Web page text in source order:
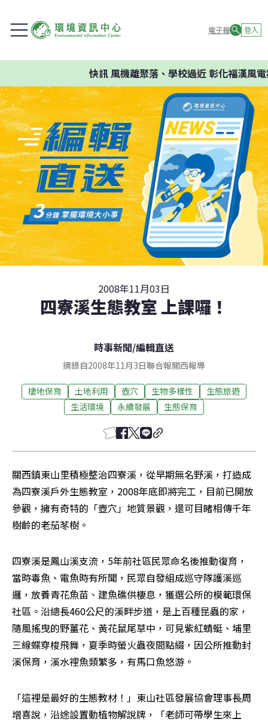
電子報 登入
快訊風機離聚落、學校過近 彰化福漢風電
2008年11月03日
四寮溪生態教室 上課囉！
時事新聞/編輯直送
摘錄自2008年11月3日聯合報關西報導
棲地保育 土地利用 壺穴 生物多樣性
生態旅遊
生活環境
永續發展 生態保育
關西鎮東山里積極整治四寮溪，從早期無名野溪，打造成
為四寮溪戶外生態教室，2008年底即將完工，目前已開放
參觀，擁有奇特的「壺穴」地質景觀，還可目睹相傳千年
樹齡的老茄苳樹。
四寮溪是鳳山溪支流，5年前社區民眾命名後推動復育，
當時毒魚、電魚時有所聞，民眾自發組成巡守隊護溪巡
邏，放養青花魚苗、建魚礁供棲息，獲選公所的模範環保
社區。沿總長460公尺的溪畔步道，是上百種昆蟲的家，
隨風搖曳的野薑花、黃花鼠尾草中，可見紫紅蜻蜓、埔里
三線蝶穿梭飛舞，夏季時螢火蟲夜間點綴，因公所推動封
溪保育，溪水裡魚類繁多，有馬口魚悠游。
「這裡是最好的生態教材！」東山社區發展協會理事長周
增喜說，沿途設置動植物解說牌，「老師可帶學生來上